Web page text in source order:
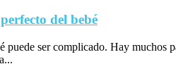
del bebé
puede ser complicado. Hay muchos